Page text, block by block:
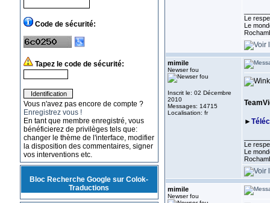
Code de sécurité:
Tapez le code de sécurité:
Vous n'avez pas encore de compte ?
Enregistrez vous !
En tant que membre enregistré, vous
bénéficierez de privilèges tels que:
changer le thème de l'interface, modifier
la disposition des commentaires, signer
vos interventions etc.
Bloc Recherche Google sur Colok-
Traductions
Le
Le
mimile
Newser fou
Inscrit le: 02 Décembre
2010
Messages: 14715
Localisation: fr
►
Le
Le
mimile
Newser fou